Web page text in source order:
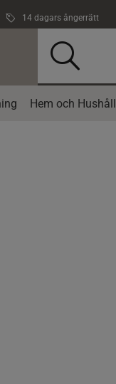
14 dagars ångerrätt
Hem och Hushåll